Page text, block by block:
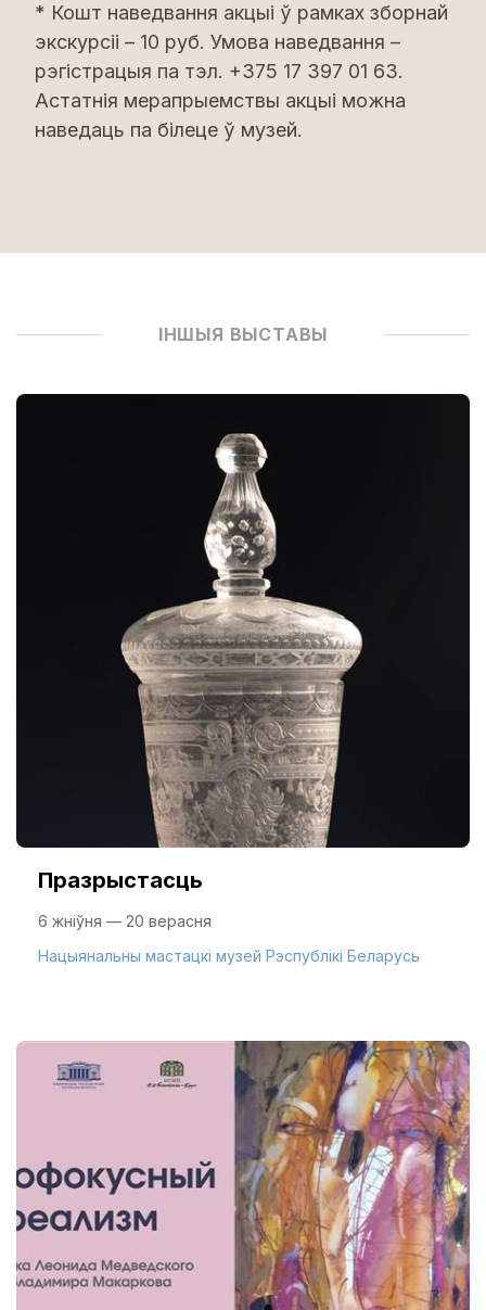
* Кошт наведвання акцыі ў рамках зборнай
экскурсіі – 10 руб. Умова наведвання –
рэгістрацыя па тэл. +375 17 397 01 63.
Астатнiя мерапрыемствы акцыі можна
наведаць па бiлеце ў музей.
ІНШЫЯ ВЫСТАВЫ
Празрыстасць
6 жніўня — 20 верасня
Нацыянальны мастацкі музей Рэспублікі Беларусь